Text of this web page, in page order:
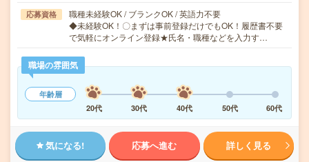
応募資格
職種未経験OK / ブランクOK / 英語力不要
◆未経験OK！〇まずは事前登録だけでもOK！履歴書不要
で気軽にオンライン登録★氏名・職種などを入力す…
職場の雰囲気
年齢層
20代
30代 40代 50代 60代
気になる! 応募へ進む 詳しく見る